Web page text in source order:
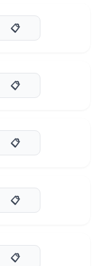
📋
📋
📋
📋
📋